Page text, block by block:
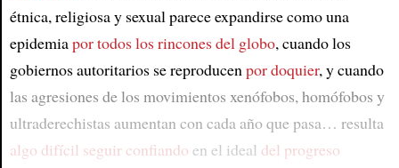
étnica, religiosa y sexual parece expandirse como una
epidemiapor todos los rincones del globo, cuando los
gobiernos autoritarios se reproducenpor doquier, y cuando
las agresiones de los movimientos xenófobos, homófobos y
ultraderechistas aumentan con cada año que pasa… resulta
algo difícil seguir confiando en el ideal del progreso